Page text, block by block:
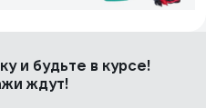
для чего сделан
и будьте в курсе!
ждут!